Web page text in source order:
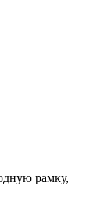
рамку,